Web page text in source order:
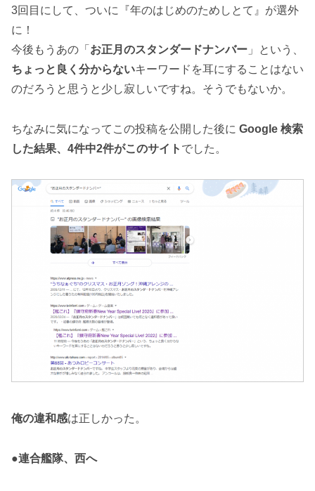
3回目にして、ついに『年のはじめのためしとて』が選外
に！
今後もうあの「 お正月のスタンダードナンバー 」という、
ちょっと良く分からないキーワードを耳にすることはない
のだろうと思うと少し寂しいですね。そうでもないか。
ちなみに気になってこの投稿を公開した後に Google 検索
した結果、4件中2件がこのサイト でした。
俺の違和感は正しかった。
●連合艦隊、西へ